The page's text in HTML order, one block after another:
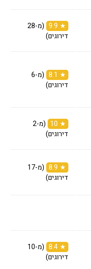
★ 9.9
(מ-28
דירוגים)
★ 8.1
(מ-6
דירוגים)
★ 10
(מ-2
דירוגים)
★ 8.9
(מ-17
דירוגים)
★ 8.4
(מ-10
דירוגים)